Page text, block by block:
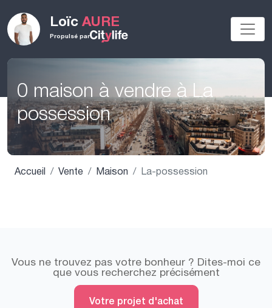
LoïcAURE
Propulsé par
0 maison à vendre à La
possession
Accueil Vente Maison La-possession
Vous ne trouvez pas votre bonheur ? Dites-moi ce
que vous recherchez précisément
Votre projet d'achat